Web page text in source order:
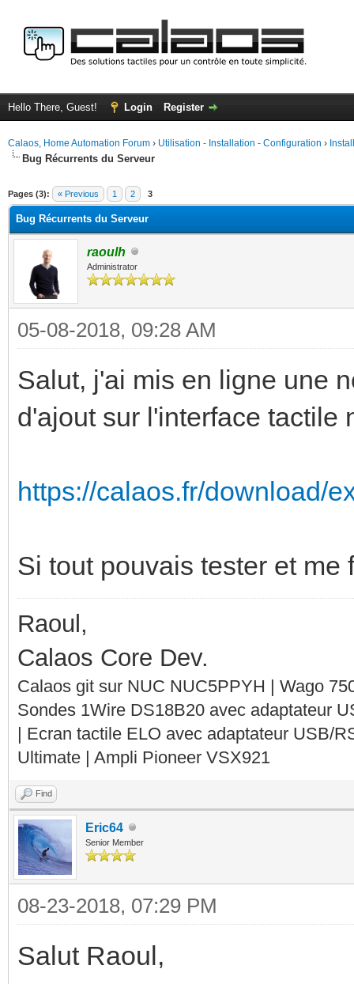
Hello There, Guest! Login Register
Calaos, Home Automation Forum › Utilisation - Installation - Configuration ›
Bug Récurrents du Serveur
Pages (3): « Previous 1 2 3
Bug Récurrents du Serveur
raoulh
Administrator
05-08-2018, 09:28 AM
Salut, j'ai mis en ligne une
d'ajout sur l'interface tactile
https://calaos.fr/download/
Si tout pouvais tester et me
Raoul,
Calaos Core Dev.
Calaos git sur NUC NUC5PPYH | Wago
Sondes 1Wire DS18B20 avec adaptateur
| Ecran tactile ELO avec adaptateur USB/
Ultimate | Ampli Pioneer VSX921
Find
Eric64
Senior Member
08-23-2018, 07:29 PM
Salut Raoul,